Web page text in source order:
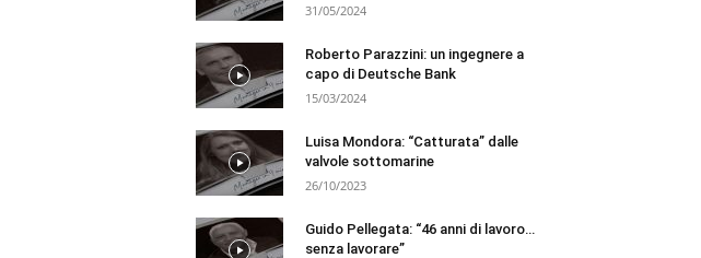
31/05/2024
Roberto Parazzini: un ingegnere a
capo di Deutsche Bank
15/03/2024
Luisa Mondora: “Catturata” dalle
valvole sottomarine
26/10/2023
Guido Pellegata: “46 anni di lavoro…
senza lavorare”